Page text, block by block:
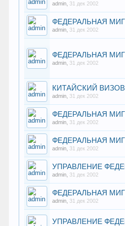
admin 31 дек 2002
ФЕДЕРАЛЬНАЯ
admin 31 дек 2002
ФЕДЕРАЛЬНАЯ
admin 31 дек 2002
КИТАЙСКИЙ
admin 31 дек 2002
ФЕДЕРАЛЬНАЯ
admin 31 дек 2002
ФЕДЕРАЛЬНАЯ
admin 31 дек 2002
УПРАВЛЕНИЕ
admin 31 дек 2002
ФЕДЕРАЛЬНАЯ
admin 31 дек 2002
УПРАВЛЕНИЕ